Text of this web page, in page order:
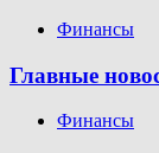
Финансы
Главные
Финансы